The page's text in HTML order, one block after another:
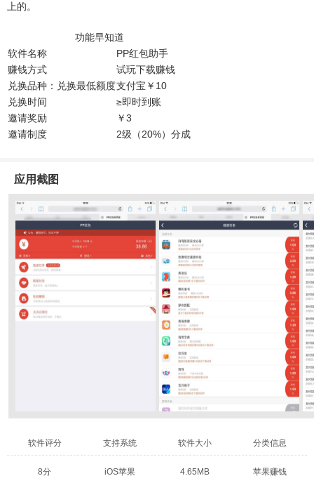
上的。
功能早知道
软件名称
PP红包助手
赚钱方式
试玩下载赚钱
兑换品种：兑换最低额度支付宝￥10
兑换时间
≥即时到账
邀请奖励
￥3
邀请制度
2级（20%）分成
应用截图
软件评分 支持系统 软件大小 分类信息
8分 iOS苹果 4.65MB 苹果赚钱